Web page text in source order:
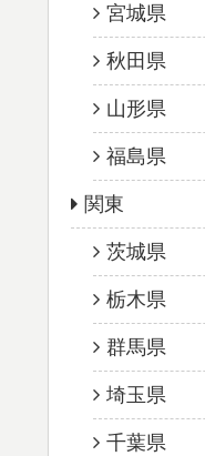
宮城県
秋田県
山形県
福島県
関東
茨城県
栃木県
群馬県
埼玉県
千葉県